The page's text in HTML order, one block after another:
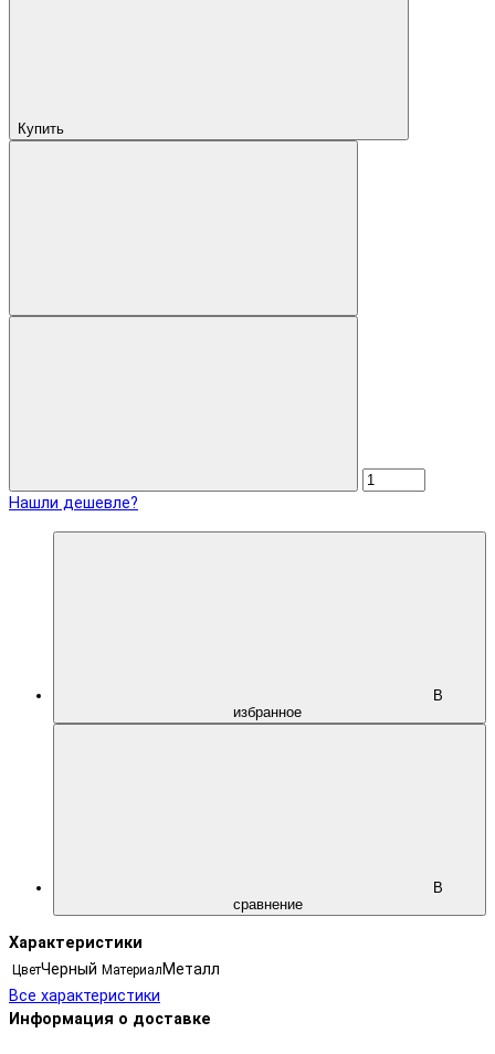
Купить
Нашли дешевле?
В
избранное
В
сравнение
Характеристики
ЦветЧерный Материал Металл
Все характеристики
Информация о доставке